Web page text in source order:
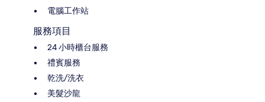
電腦工作站
服務項目
24 小時櫃台服務
禮賓服務
乾洗/洗衣
美髮沙龍